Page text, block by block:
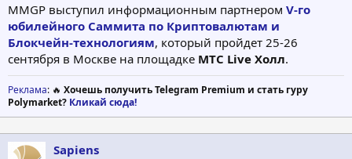
MMGP выступил информационным партнером V-го
юбилейного Саммита по Криптовалютам и
Блокчейн-технологиям, который пройдет 25-26
сентября в Москве на площадке МТС Live Холл.
Реклама: 🔥 Хочешь получить Telegram Premium и стать гуру
Polymarket? Кликай сюда!
Sapiens